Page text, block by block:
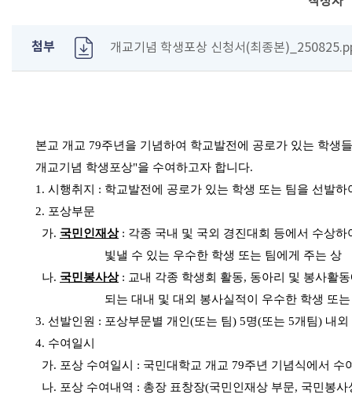
첨부 개교기념 학생포상 신청서(최종본
본교 개교 79주년을 기념하여 학교발전에 공로가 있는 학생
개교기념 학생포상"을 수여하고자 합니 다.
1. 시행취지 : 학교발전에 공로가 있는 학생 또는 팀을 선발하
2. 포상부문
가. 국민인재상: 각종 국내 및 국외 경진대회 등에서 수상하
빛낼 수 있는 우수한 학생 또는 팀에게 주는 상
나. 국민봉사상: 교내 각종 학생회 활동, 동아리 및 봉사활
되는 대내 및 대외 봉사실적이 우수한 학생 또는
3. 선발인원 : 포상부문별 개인(또는 팀) 5명(또는 5개팀) 내외
4. 수여일시
가. 포상 수여일시 : 국민대학교 개교 79주년 기념식에서 수
나. 포상 수여내역 : 총장 표창장(국민인재상 부문, 국민봉사